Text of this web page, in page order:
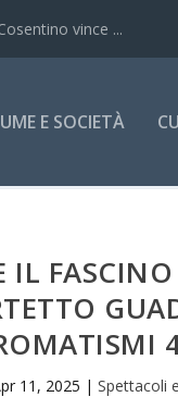
vince ...
E SOCIETÀ
IL
11, 2025 |Spettacoli